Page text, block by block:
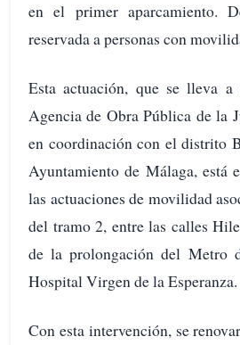
en el primer aparcamiento.
reservada a personas con
Esta actuación, que se lleva
Agencia de Obra Pública de la
en coordinación con el distrito
Ayuntamiento de Málaga, está
las actuaciones de movilidad
del tramo 2, entre las calles
de la prolongación del Metro
Hospital Virgen de la Esperanza.
Con esta intervención, se